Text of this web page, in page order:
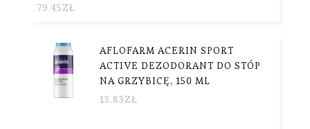
79.45ZŁ
AFLOFARM ACERIN SPORT
ACTIVE DEZODORANT DO STÓP
NA GRZYBICĘ, 150 ML
13.83ZŁ